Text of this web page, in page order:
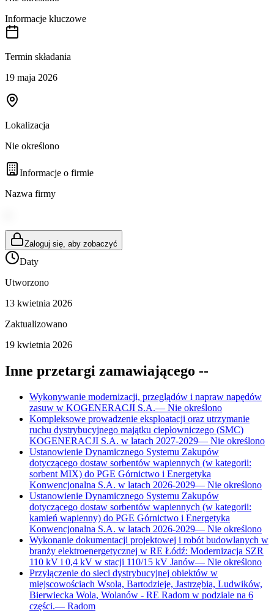
Informacje kluczowe
Termin składania
19 maja 2026
Lokalizacja
Nie określono
Informacje o firmie
Nazwa firmy
Zaloguj się, aby zobaczyć
Daty
Utworzono
13 kwietnia 2026
Zaktualizowano
19 kwietnia 2026
Inne przetargi zamawiającego --
Wykonywanie modernizacji, przeglądów i napraw napędów
zasuw w KOGENERACJI S.A.— Nie określono
Kompleksowe prowadzenie eksploatacji oraz utrzymanie
ruchu dystrybucyjnego majątku ciepłowniczego (SMC)
KOGENERACJI S.A. w latach 2027-2029— Nie określono
Ustanowienie Dynamicznego Systemu Zakupów
dotyczącego dostaw sorbentów wapiennych (w kategorii:
sorbent MIX) do PGE Górnictwo i Energetyka
Konwencjonalna S.A. w latach 2026-2029— Nie określono
Ustanowienie Dynamicznego Systemu Zakupów
dotyczącego dostaw sorbentów wapiennych (w kategorii:
kamień wapienny) do PGE Górnictwo i Energetyka
Konwencjonalna S.A. w latach 2026-2029— Nie określono
Wykonanie dokumentacji projektowej i robót budowlanych w
branży elektroenergetycznej w RE Łódź: Modernizacja SZR
110 kV i 0,4 kV w stacji 110/15 kV Janów— Nie określono
Przyłączenie do sieci dystrybucyjnej obiektów w
miejscowościach Wsola, Bartodzieje, Jastrzębia, Ludwików,
Bierwiecka Wola, Wolanów - RE Radom w podziale na 6
części.— Radom